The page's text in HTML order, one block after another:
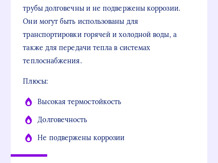
трубы долговечны и не подвержены коррозии.
Они могут быть использованы для
транспортировки горячей и холодной воды, а
также для передачи тепла в системах
теплоснабжения.
Плюсы:
Высокая термостойкость
Долговечность
Не подвержены коррозии